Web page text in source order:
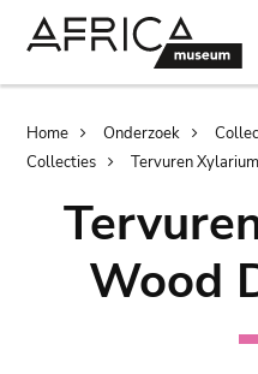
Home Onderzoek
Collecties
Tervuren
Wood